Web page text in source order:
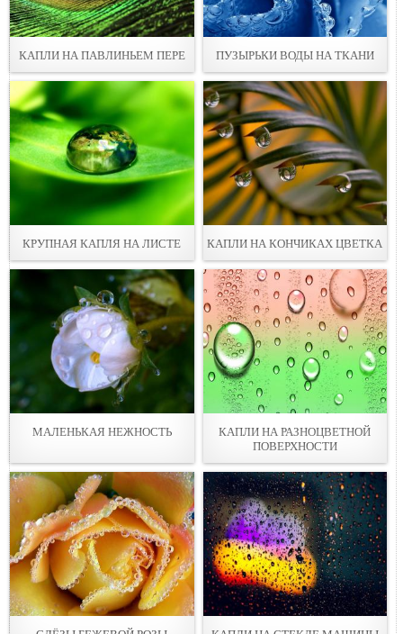
КАПЛИ НА ПАВЛИНЬЕМ ПЕРЕ ПУЗЫРЬКИ ВОДЫ НА ТКАНИ
КРУПНАЯ КАПЛЯ НА ЛИСТЕ КАПЛИ НА КОНЧИКАХ ЦВЕТКА
МАЛЕНЬКАЯ НЕЖНОСТЬ
КАПЛИ НА РАЗНОЦВЕТНОЙ
ПОВЕРХНОСТИ